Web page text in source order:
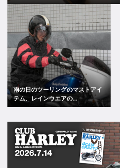
雨の日のツーリングのマストアイ
テム、レインウエアの...